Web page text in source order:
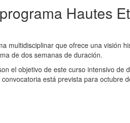
Hautes
multidisciplinar que ofrece una visión
de dos semanas de duración.
el objetivo de este curso intensivo
está prevista para octubre